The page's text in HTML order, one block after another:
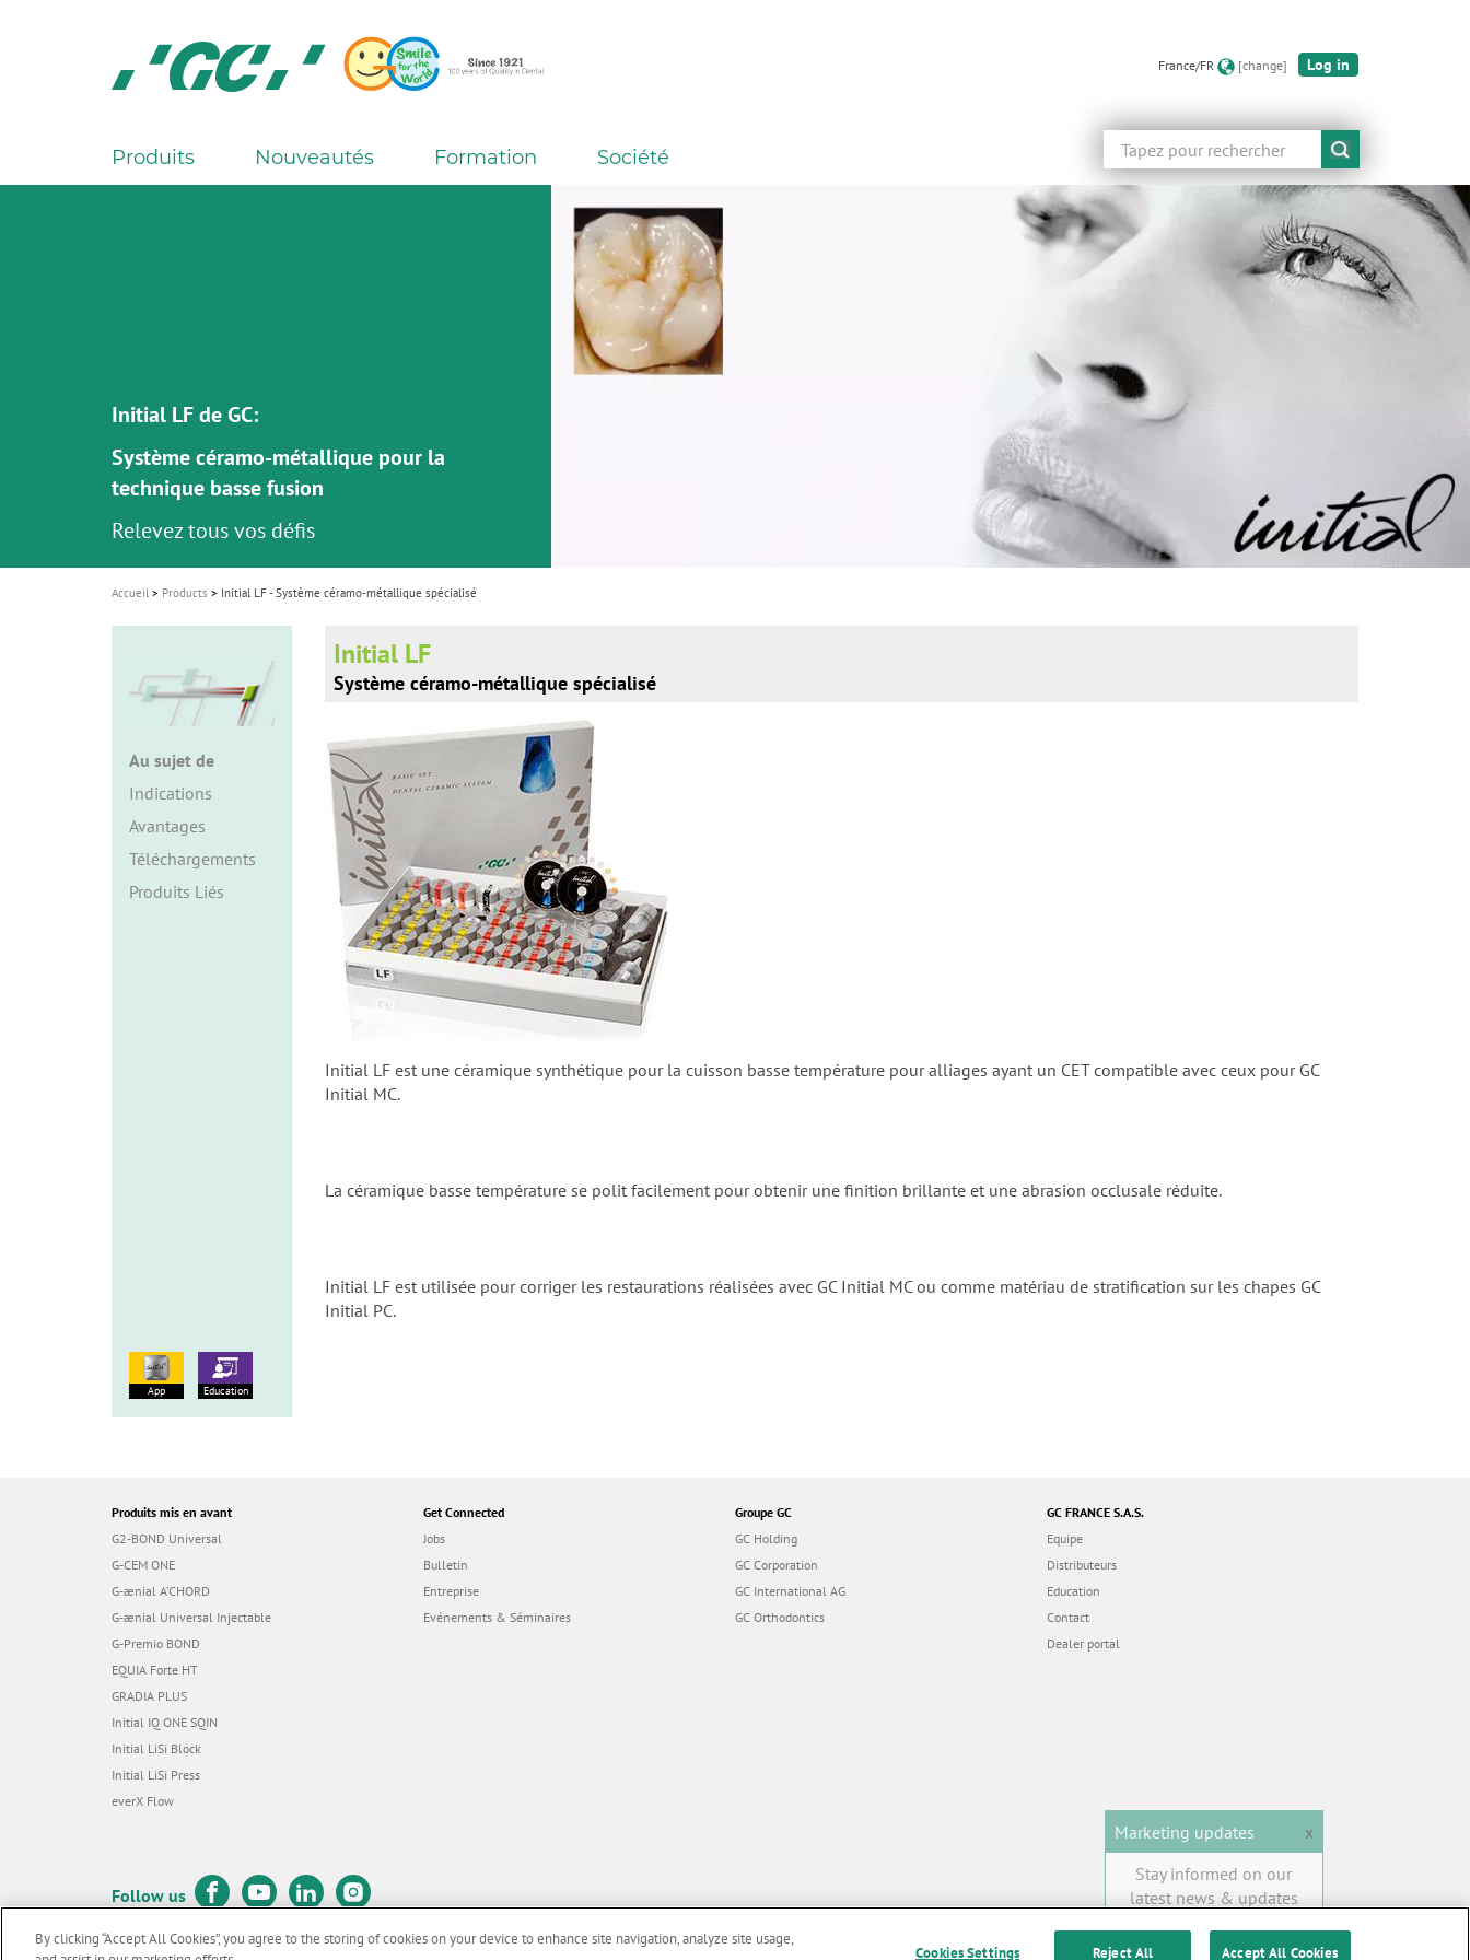
N.V.
France/FR [change] Log in
Rechercher
M
g
a
t
i
o
n
Produits Nouveautés Formation Société
Initial LF de GC:
Système céramo-métallique pour la
technique basse fusion
Relevez tous vos défis
Accueil Products Initial LF - Système céramo-métallique spécialisé
Au sujet de
Indications
Avantages
Téléchargements
Produits Liés
Initial LF
Système céramo-métallique spécialisé
Initial LF est une céramique synthétique pour la cuisson basse température pour alliages ayant un CET compatible avec ceux pour GC
Initial MC.
La céramique basse température se polit facilement pour obtenir une finition brillante et une abrasion occlusale réduite.
Initial LF est utilisée pour corriger les restaurations réalisées avec GC Initial MC ou comme matériau de stratification sur les chapes GC
Initial PC.
App Education
Produits mis en avant
G2-BOND Universal
G-CEM ONE
G-ænial A’CHORD
G-ænial Universal Injectable
G-Premio BOND
EQUIA Forte HT
GRADIA PLUS
Initial IQ ONE SQIN
Initial LiSi Block
Initial LiSi Press
everX Flow
Get Connected
Jobs
Bulletin
Entreprise
Evénements & Séminaires
Groupe GC
GC Holding
GC Corporation
GC International AG
GC Orthodontics
GC FRANCE S.A.S.
Equipe
Distributeurs
Education
Contact
Dealer portal
Follow us
Marketing updates
x
Stay informed on our
latest news & updates
SUBSCRIBE
By clicking “Accept All Cookies”, you agree to the storing of cookies on your device to enhance site navigation, analyze site usage,
Cookies Settings Reject All Accept All Cookies